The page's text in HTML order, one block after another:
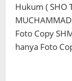
Hukum ( SHO
Foto Copy
hanya Foto